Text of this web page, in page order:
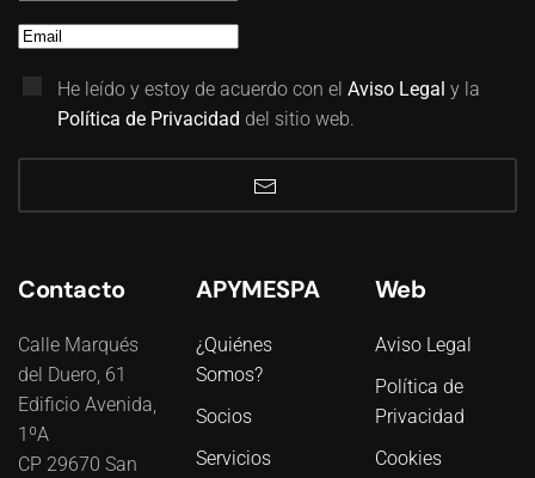
He leído y estoy de acuerdo con el Aviso Legal y la
Política de Privacidad del sitio web.
Contacto
Calle Marqués
del Duero, 61
Edificio Avenida,
1ºA
CP 29670 San
APYMESPA
¿Quiénes
Somos?
Socios
Servicios
Web
Aviso Legal
Política de
Privacidad
Cookies